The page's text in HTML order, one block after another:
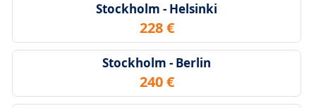
Stockholm - Helsinki
228 €
Stockholm - Berlin
240 €